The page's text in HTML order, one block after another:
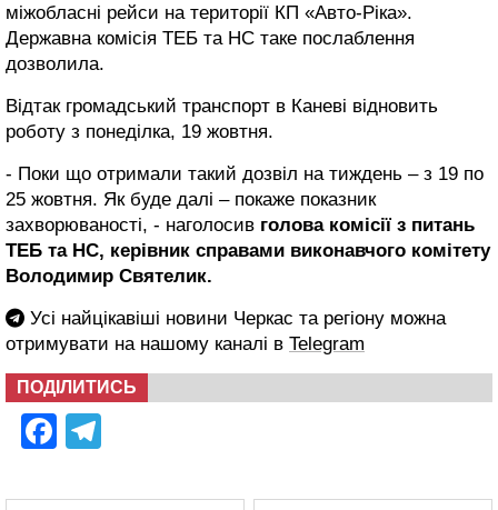
міжобласні рейси на території КП «Авто-Ріка».
Державна комісія ТЕБ та НС таке послаблення
дозволила.
Відтак громадський транспорт в Каневі відновить
роботу з понеділка, 19 жовтня.
- Поки що отримали такий дозвіл на тиждень – з 19 по
25 жовтня. Як буде далі – покаже показник
захворюваності, - наголосив голова комісії з питань
ТЕБ та НС, керівник справами виконавчого комітету
Володимир Святелик.
Усі найцікавіші новини Черкас та регіону можна
отримувати на нашому каналі в Telegram
ПОДІЛИТИСЬ
Facebook